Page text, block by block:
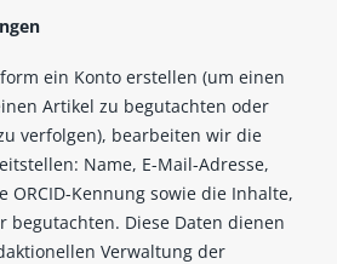
ein Konto erstellen (um einen
Artikel zu begutachten oder
verfolgen), bearbeiten wir die
Name, E-Mail-Adresse,
ORCID-Kennung sowie die Inhalte,
begutachten. Diese Daten dienen
Verwaltung der